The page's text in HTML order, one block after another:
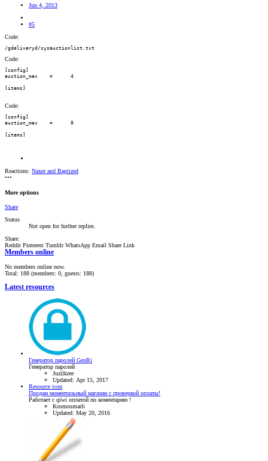
Jun 4, 2013
#5
Code:
/gdeliveryd/sysauctionlist.txt
Code:
[config]
auction_max    =      4
[items]
Code:
[config]
auction_max    =      0
[items]
Reactions: Naxerand Baptized
•••
More options
Share
Status
Not open for further replies.
Share:
Reddit Pinterest Tumblr WhatsApp Email Share Link
Members online
No members online now.
Total: 188 (members: 0, guests: 188)
Latest resources
Генератор паролей GenRi
Генератор паролей
Juzilkree
Updated: Apr 15, 2017
Resource icon
Продам моментальный магазин с проверкой оплаты!
Работает с qiwi оплатой по коментарию !
Kosmosmarli
Updated: May 20, 2016